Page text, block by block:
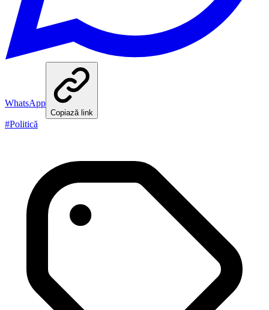
WhatsApp
Copiază link
#Politică